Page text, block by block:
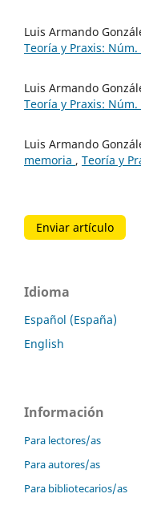
Luis Armando
Teoría y Praxis: Núm.
Luis Armando
Teoría y Praxis: Núm.
Luis Armando
memoria , Teoría y
Enviar artículo
Idioma
Español (España)
English
Información
Para lectores/as
Para autores/as
Para bibliotecarios/as